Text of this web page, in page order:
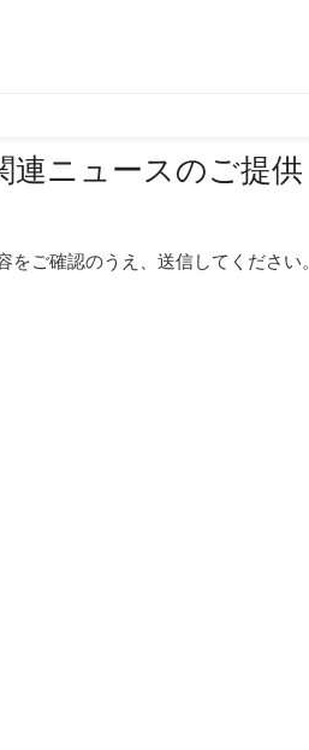
連ニュースのご提供
ご確認のうえ、送信してください。